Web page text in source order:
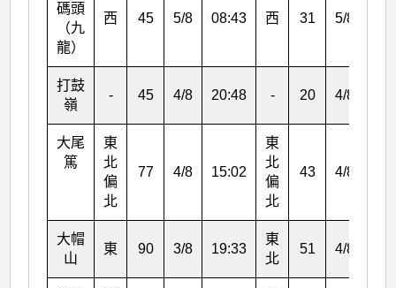
碼頭
（九
龍）
西 45 5/8 08:43 西 31 5/8
打鼓
嶺
- 45 4/8 20:48 - 20 4/8
大尾
篤
東
北
偏
北
77 4/8 15:02
東
北
偏
北
43 4/8
大帽
山
東 90 3/8 19:33
東
北
51 4/8